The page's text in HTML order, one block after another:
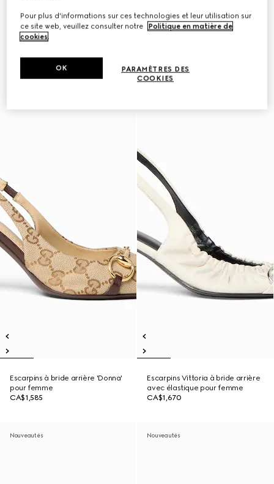
Escarpins à bride arrière 'Donna'
pour femme
CA$1,585
Escarpins Vittoria à bride arrière
avec élastique pour femme
CA$1,670
Nouveautés Nouveautés
Pour plus d'informations sur ces technologies et leur utilisation sur
ce site web, veuillez consulter notre
Politique en matière de
cookies.
PARAMÈTRES DES
COOKIES
OK